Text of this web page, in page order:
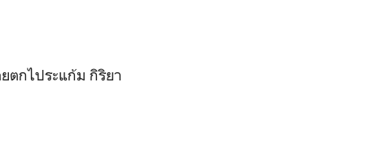
กไประแก้ม กิริยา